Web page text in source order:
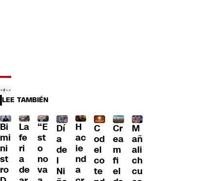
LEE TAMBIÉN
Bi
mi
ni
st
ro
La
fe
ri
a
de
“E
st
o
no
va
Dí
a
de
l
Ni
H
ac
ie
nd
a
C
od
el
co
te
Cr
ea
m
fi
el
M
añ
ali
ch
cu